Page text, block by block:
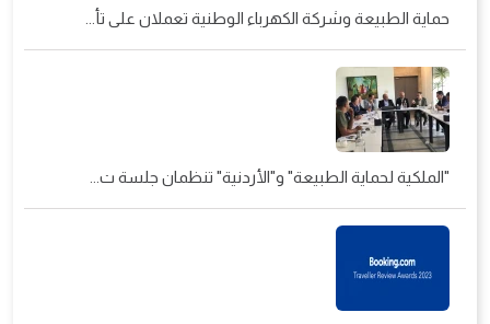
حماية الطبيعة وشركة الكهرباء الوطنية تعملان على تأ...
"الملكية لحماية الطبيعة" و"الأردنية" تنظمان جلسة ت...